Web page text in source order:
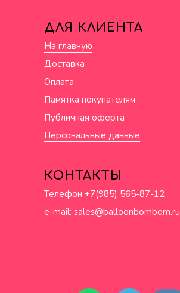
ДЛЯ КЛИЕНТА
На главную
Доставка
Оплата
Памятка покупателям
Публичная оферта
Персональные данные
КОНТАКТЫ
Телефон +7(985) 565-87-12
e-mail: sales@balloonbombom.ru